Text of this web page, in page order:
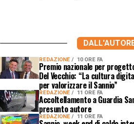
REDAZIONE 10 ORE FA
Premio nazionale per
Del Vecchio: “La cultura
per valorizzare il Sannio”
REDAZIONE 11 ORE FA
Accoltellamento a Guardia
presunto autore
REDAZIONE 11 ORE FA